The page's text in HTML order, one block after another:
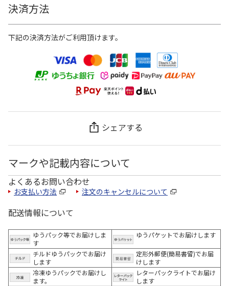
決済方法
下記の決済方法がご利用頂けます。
シェアする
マークや記載内容について
よくあるお問い合わせ
お支払い方法 注文のキャンセルについて
配送情報について
ゆうパック等でお届けしま
す
ゆうパケットでお届けします
チルドゆうパックでお届け
します
定形外郵便(簡易書留)でお届
けします
冷凍ゆうパックでお届けし
ます。
レターパックライトでお届け
します